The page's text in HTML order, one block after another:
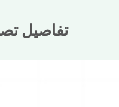
تفاصيل